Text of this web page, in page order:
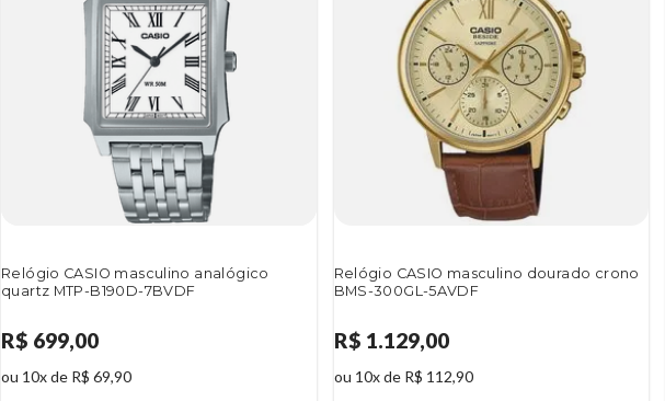
Relógio CASIO masculino analógico
quartz MTP-B190D-7BVDF
R$ 699,00
ou 10x de R$ 69,90
Relógio CASIO masculino dourado crono
BMS-300GL-5AVDF
R$ 1.129,00
ou 10x de R$ 112,90